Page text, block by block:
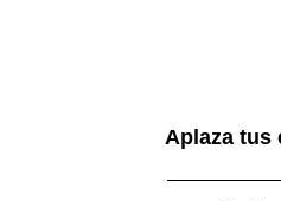
Aplaza tus